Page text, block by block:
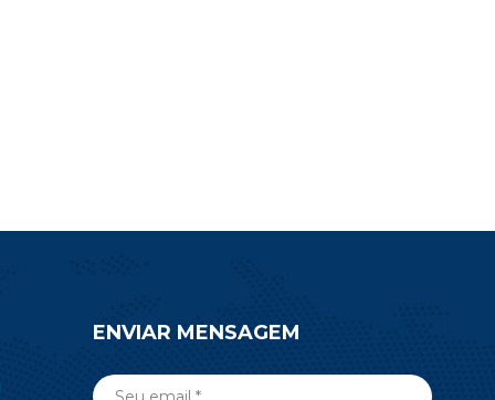
ENVIAR MENSAGEM